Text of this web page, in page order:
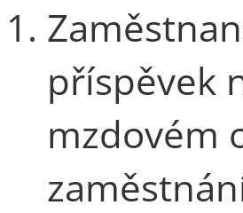
příspěvek
mzdovém